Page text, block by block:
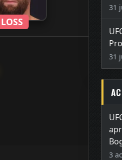
LOSS
31
31
3